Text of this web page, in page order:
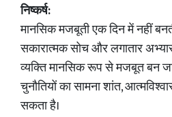
निष्कर्ष:
मानसिक मजबूती एक दिन में नहीं
सकारात्मक सोच और लगातार
व्यक्ति मानसिक रूप से मजबूत बन
चुनौतियों का सामना शांत,
सकता है।